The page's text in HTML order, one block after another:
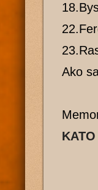
Ako